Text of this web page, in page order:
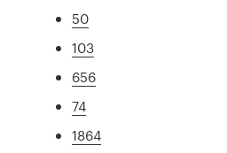
50
103
656
74
1864